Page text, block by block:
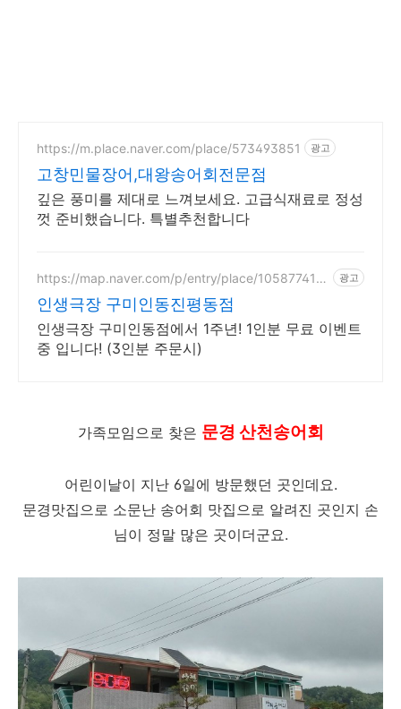
https://m.place.naver.com/place/573493851 광고
고창민물장어,대왕송어회전문점
깊은 풍미를 제대로 느껴보세요. 고급식재료로 정성
껏 준비했습니다. 특별추천합니다
https://map.naver.com/p/entry/place/105877418
광고
인생극장 구미인동진평동점
인생극장 구미인동점에서 1주년! 1인분 무료 이벤트
중 입니다! (3인분 주문시)
가족모임으로 찾은 문경 산천송어회
어린이날이 지난 6일에 방문했던 곳인데요.
문경맛집으로 소문난 송어회 맛집으로 알려진 곳인지 손
님이 정말 많은 곳이더군요.